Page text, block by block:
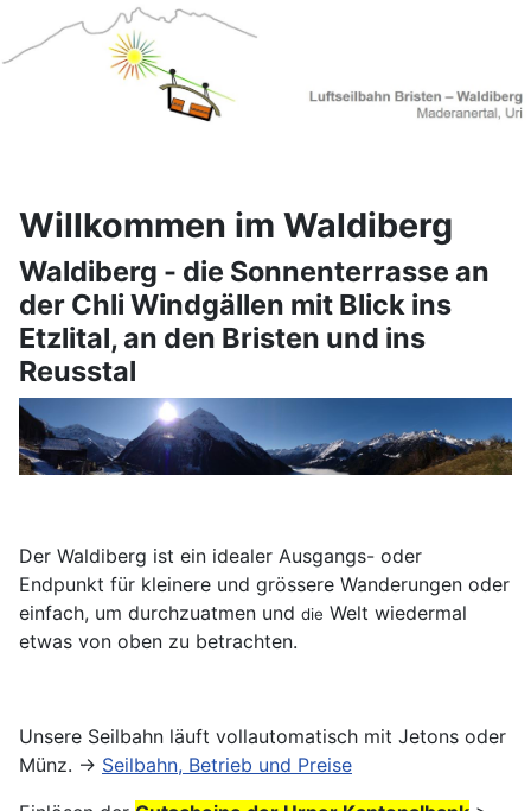
Willkommen im Waldiberg
Waldiberg - die Sonnenterrasse an
der Chli Windgällen mit Blick ins
Etzlital, an den Bristen und ins
Reusstal
Der Waldiberg ist ein idealer Ausgangs- oder
Endpunkt für kleinere und grössere Wanderungen oder
einfach, um durchzuatmen und die Welt wiedermal
etwas von oben zu betrachten.
Unsere Seilbahn läuft vollautomatisch mit Jetons oder
Münz. → Seilbahn, Betrieb und Preise